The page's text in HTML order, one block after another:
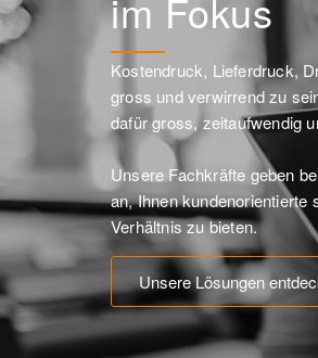
im Fokus
Kostendruck, Lieferdruck,
gross und verwirrend zu
dafür gross, zeitaufwendig
Unsere Fachkräfte geben
an, Ihnen
Verhältnis zu bieten.
Unsere Lösungen